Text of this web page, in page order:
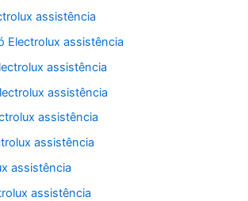
assistência
Electrolux assistência
assistência
assistência
assistência
assistência
assistência
assistência